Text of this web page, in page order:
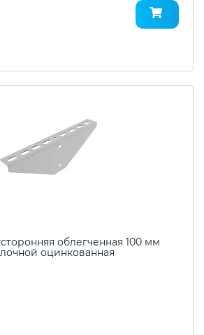
облегченная 100 мм
оцинкованная